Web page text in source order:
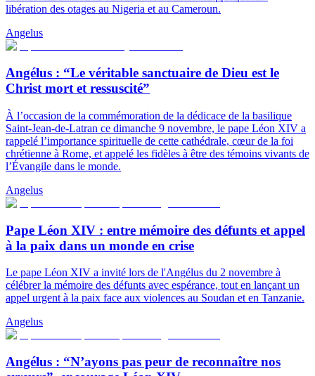
libération des otages au Nigeria et au Cameroun.
Angelus
Angélus : “Le véritable sanctuaire de Dieu est le
Christ mort et ressuscité”
À l’occasion de la commémoration de la dédicace de la basilique
Saint-Jean-de-Latran ce dimanche 9 novembre, le pape Léon XIV a
rappelé l’importance spirituelle de cette cathédrale, cœur de la foi
chrétienne à Rome, et appelé les fidèles à être des témoins vivants de
l’Évangile dans le monde.
Angelus
Pape Léon XIV : entre mémoire des défunts et appel
à la paix dans un monde en crise
Le pape Léon XIV a invité lors de l'Angélus du 2 novembre à
célébrer la mémoire des défunts avec espérance, tout en lançant un
appel urgent à la paix face aux violences au Soudan et en Tanzanie.
Angelus
Angélus : “N’ayons pas peur de reconnaître nos